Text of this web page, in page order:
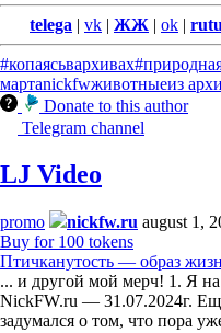
telega | vk | ЖЖ | ok |
#копаясьвархивах
мартаnickfwживотныеиз
Donate to this author
Telegram channel
LJ Video
promo nickfw.ru august 1,
Buy for 100 tokens
Птичканутость — образ
... и другой мой мерч! 1. Я
NickFW.ru — 31.07.2024г.
задумался о том, что пора